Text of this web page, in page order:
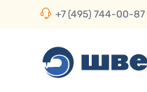
+7 (495) 744-00-87